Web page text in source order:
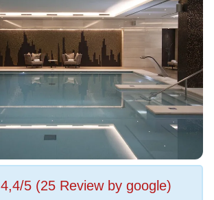
4,4/5 (25 Review by google)